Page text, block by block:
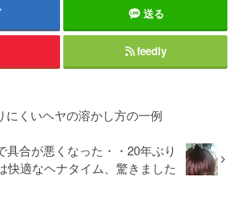
送る
feedly
にくいヘヤの溶かし方の一例
具合が悪くなった・・20年ぶり
快適なヘナタイム、驚きました